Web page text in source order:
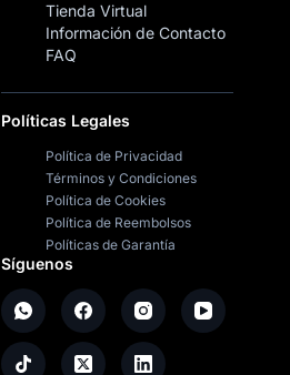
Tienda Virtual
Información de Contacto
FAQ
Políticas Legales
Política de Privacidad
Términos y Condiciones
Política de Cookies
Política de Reembolsos
Políticas de Garantía
Síguenos